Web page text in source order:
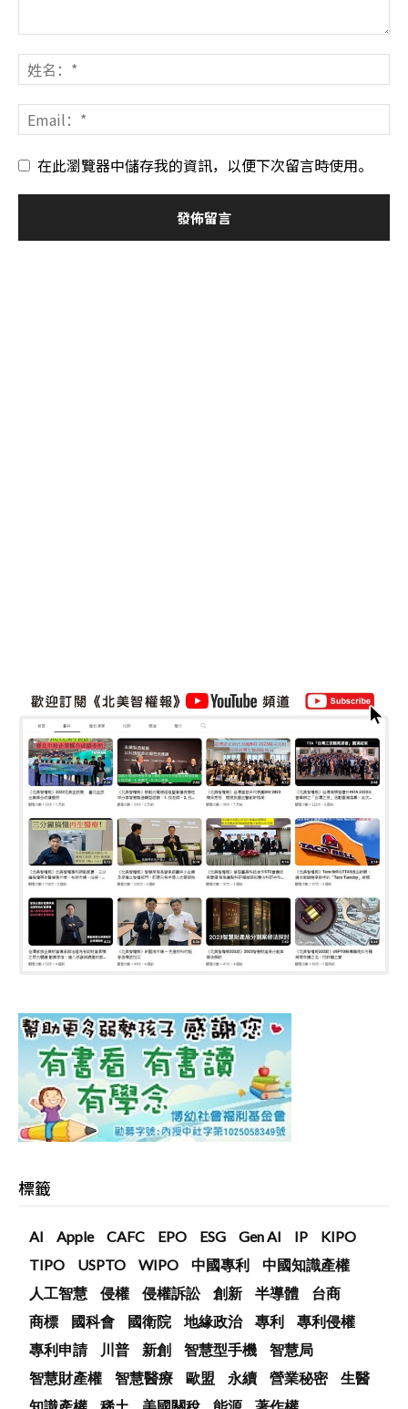
在此瀏覽器中儲存我的資訊，以便下次留言時使用。
標籤
AI Apple CAFC EPO ESG Gen AI IP
KIPO
TIPO
USPTO WIPO 中國專利
中國知識產權
人工智慧
侵權 侵權訴訟 創新 半導體
台商
商標
國科會 國衛院 地緣政治 專利
專利侵權
專利申請
川普 新創 智慧型手機
智慧局
智慧財產權
智慧醫療 歐盟 永續 營業秘密
生醫